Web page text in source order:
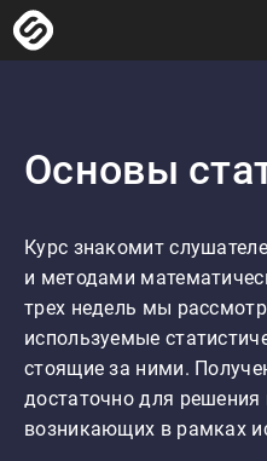
Основы
Курс знакомит
и методами
трех недель мы
используемые
стоящие за ними.
достаточно для
возникающих в рамках